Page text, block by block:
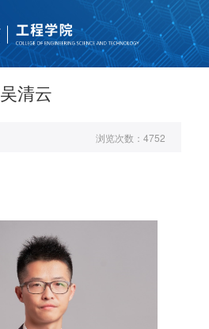
吴清云
浏览次数： 4752